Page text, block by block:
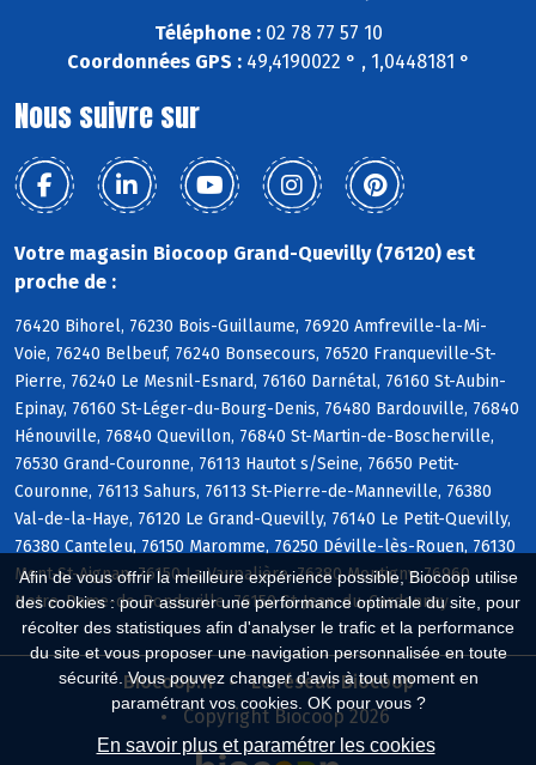
Afin de vous offrir la meilleure expérience possible, Biocoop utilise
des cookies : pour assurer une performance optimale du site, pour
récolter des statistiques afin d'analyser le trafic et la performance
du site et vous proposer une navigation personnalisée en toute
sécurité. Vous pouvez changer d'avis à tout moment en
paramétrant vos cookies. OK pour vous ?
En savoir plus et paramétrer les cookies
Téléphone :02 78 77 57 10
Coordonnées GPS :49,4190022 ° , 1,0448181 °
Nous suivre sur
Votre magasin Biocoop Grand-Quevilly (76120) est
proche de :
76420 Bihorel, 76230 Bois-Guillaume, 76920 Amfreville-la-Mi-
Voie, 76240 Belbeuf, 76240 Bonsecours, 76520 Franqueville-St-
Pierre, 76240 Le Mesnil-Esnard, 76160 Darnétal, 76160 St-Aubin-
Epinay, 76160 St-Léger-du-Bourg-Denis, 76480 Bardouville, 76840
Hénouville, 76840 Quevillon, 76840 St-Martin-de-Boscherville,
76530 Grand-Couronne, 76113 Hautot s/Seine, 76650 Petit-
Couronne, 76113 Sahurs, 76113 St-Pierre-de-Manneville, 76380
Val-de-la-Haye, 76120 Le Grand-Quevilly, 76140 Le Petit-Quevilly,
76380 Canteleu, 76150 Maromme, 76250 Déville-lès-Rouen, 76130
Mont-St-Aignan, 76150 La Vaupalière, 76380 Montigny, 76960
Notre-Dame-de-Bondeville, 76150 St-Jean-du-Cardonnay
Biocoop.fr
Le réseau Biocoop
Copyright Biocoop 2026